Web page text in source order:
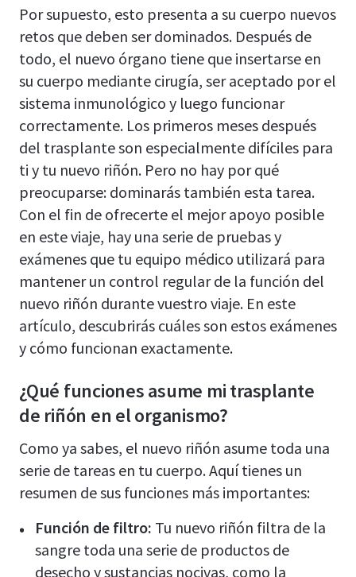
Por supuesto, esto presenta a su cuerpo nuevos
retos que deben ser dominados. Después de
todo, el nuevo órgano tiene que insertarse en
su cuerpo mediante cirugía, ser aceptado por el
sistema inmunológico y luego funcionar
correctamente. Los primeros meses después
del trasplante son especialmente difíciles para
ti y tu nuevo riñón. Pero no hay por qué
preocuparse: dominarás también esta tarea.
Con el fin de ofrecerte el mejor apoyo posible
en este viaje, hay una serie de pruebas y
exámenes que tu equipo médico utilizará para
mantener un control regular de la función del
nuevo riñón durante vuestro viaje. En este
artículo, descubrirás cuáles son estos exámenes
y cómo funcionan exactamente.
¿Qué funciones asume mi trasplante
de riñón en el organismo?
Como ya sabes, el nuevo riñón asume toda una
serie de tareas en tu cuerpo. Aquí tienes un
resumen de sus funciones más importantes:
Función de filtro: Tu nuevo riñón filtra de la
sangre toda una serie de productos de
desecho y sustancias nocivas, como la